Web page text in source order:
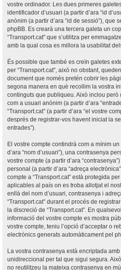
vostre ordinador. Les dues primeres
identificador d’usuari (a partir d’ara “id
anònim (a partir d’ara “id de sessió”), que
phpBB. Es crearà una tercera galeta un
“Transport.cat” que s’utilitza per
amb la qual cosa es millora la usabilitat
És possible que també es creïn galetes
per “Transport.cat”, això no obstant,
document que només pretén cobrir les
segona manera en què recollim la vostra
continguts que publiqueu. Això inclou
com a usuari anònim (a partir d’ara
“Transport.cat” (a partir d’ara “el vostre
després de registrar-vos havent iniciat la
entrades”).
El vostre compte contindrà com a mínim
d’ara “nom d’usuari”), una contrasenya
vostre compte (a partir d’ara
personal (a partir d’ara “adreça
compte a “Transport.cat” està protegida
aplicables al país on es troba allotjat el
enllà del nom d’usuari, contrasenya i
“Transport.cat” durant el procés de
la discreció de “Transport.cat”. En
informació del vostre compte es mostra
vostre compte, teniu l’opció d’acceptar o
electrònics generats automàticament pel
La vostra contrasenya està encriptada
unidireccional per tal que sigui segura.
no reutilitzeu la mateixa contrasenya en